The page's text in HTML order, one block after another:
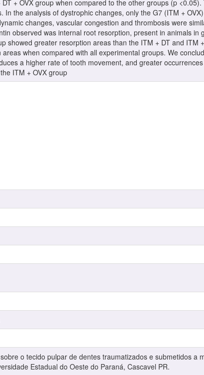
+ OVX group when compared to the other groups (p
the analysis of dystrophic changes, only the G7 (ITM +
changes, vascular congestion and thrombosis were
observed was internal root resorption, present in animals in
showed greater resorption areas than the ITM + DT and ITM
when compared with all experimental groups. We
a higher rate of tooth movement, and greater
ITM + OVX group
o tecido pulpar de dentes traumatizados e submetidos a
Estadual do Oeste do Paraná, Cascavel PR.